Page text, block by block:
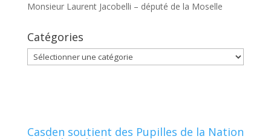
Monsieur Laurent Jacobelli – député de la Moselle
Catégories
Catégories
Casden soutient des Pupilles de la Nation